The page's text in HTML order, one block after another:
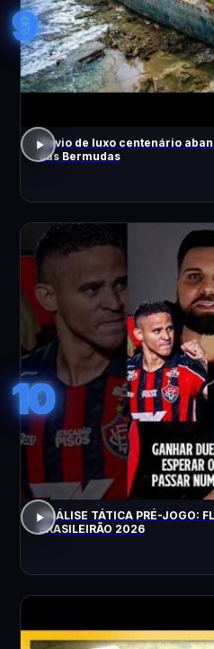
9
Navio de luxo centenário
das Bermudas
10
ANÁLISE TÁTICA PRÉ-JOGO:
BRASILEIRÃO 2026